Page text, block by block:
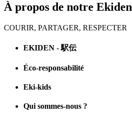
À propos de notre Ekiden
COURIR, PARTAGER, RESPECTER
EKIDEN - 駅伝
Éco-responsabilité
Eki-kids
Qui sommes-nous ?